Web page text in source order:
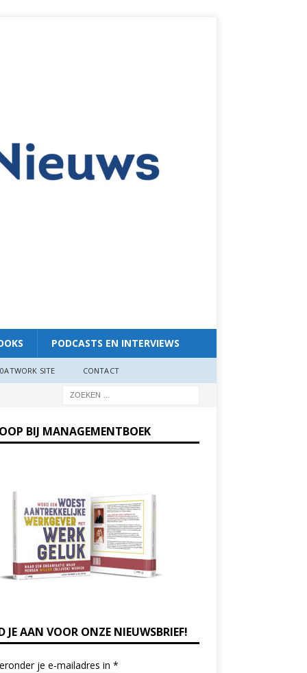
PODCASTS EN INTERVIEWS
SITE CONTACT
BIJ MANAGEMENTBOEK
JE AAN VOOR ONZE NIEUWSBRIEF!
je e-mailadres in *